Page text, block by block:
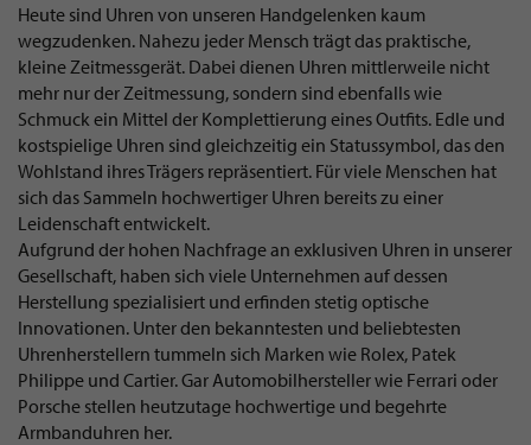
Heute sind Uhren von unseren Handgelenken kaum
wegzudenken. Nahezu jeder Mensch trägt das praktische,
kleine Zeitmessgerät. Dabei dienen Uhren mittlerweile nicht
mehr nur der Zeitmessung, sondern sind ebenfalls wie
Schmuck ein Mittel der Komplettierung eines Outfits. Edle und
kostspielige Uhren sind gleichzeitig ein Statussymbol, das den
Wohlstand ihres Trägers repräsentiert. Für viele Menschen hat
sich das Sammeln hochwertiger Uhren bereits zu einer
Leidenschaft entwickelt.
Aufgrund der hohen Nachfrage an exklusiven Uhren in unserer
Gesellschaft, haben sich viele Unternehmen auf dessen
Herstellung spezialisiert und erfinden stetig optische
Innovationen. Unter den bekanntesten und beliebtesten
Uhrenherstellern tummeln sich Marken wie Rolex, Patek
Philippe und Cartier. Gar Automobilhersteller wie Ferrari oder
Porsche stellen heutzutage hochwertige und begehrte
Armbanduhren her.